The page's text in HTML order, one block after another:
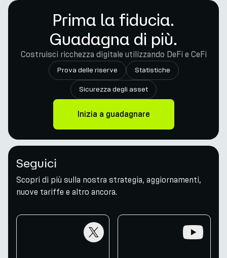
Prima la fiducia.
Guadagna di più.
Costruisci ricchezza digitale utilizzando DeFi e CeFi
Prova delle riserve Statistiche
Sicurezza degli asset
Inizia a guadagnare
Seguici
Scopri di più sulla nostra strategia, aggiornamenti,
nuove tariffe e altro ancora.